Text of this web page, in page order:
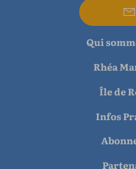
Qui
Rhéa
Île de
Infos